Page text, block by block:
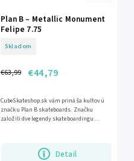
Plan B – Metallic Monument
Felipe 7.75
Skladom
€63,99 €44,79
Detail
CubeSkateshop.sk vám prináša kultovú
značku Plan B skateboards. Značku
založili dve legendy skateboardingu